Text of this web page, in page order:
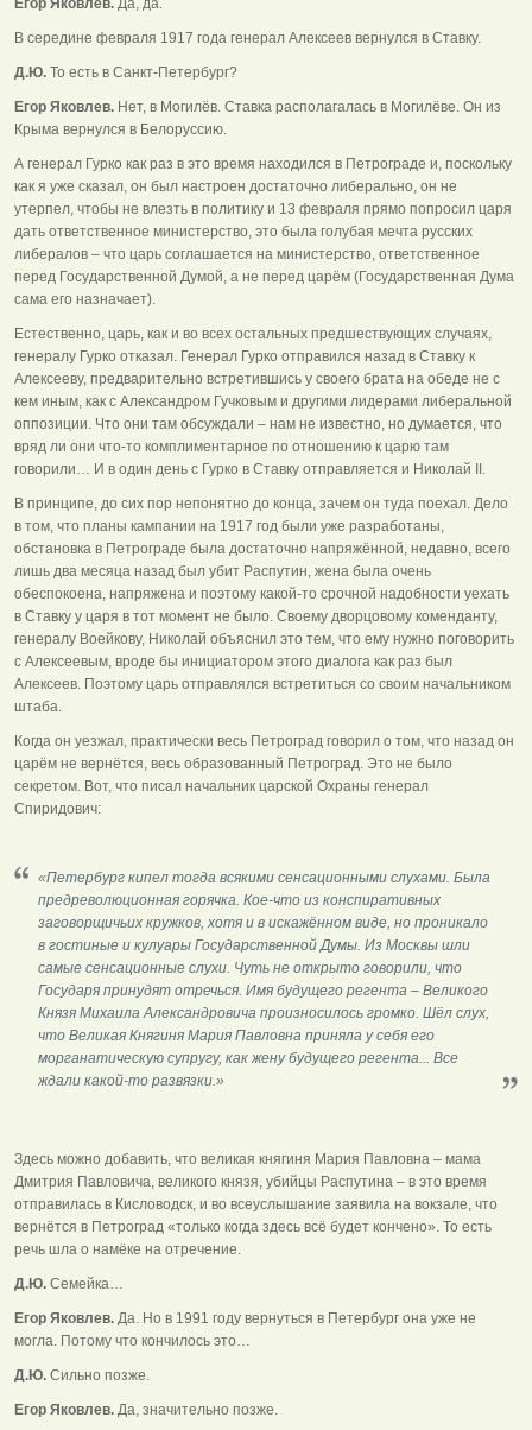
Егор Яковлев. Да, да.
В середине февраля 1917 года генерал Алексеев вернулся в Ставку.
Д.Ю. То есть в Санкт-Петербург?
Егор Яковлев. Нет, в Могилёв. Ставка располагалась в Могилёве. Он из
Крыма вернулся в Белоруссию.
А генерал Гурко как раз в это время находился в Петрограде и, поскольку
как я уже сказал, он был настроен достаточно либерально, он не
утерпел, чтобы не влезть в политику и 13 февраля прямо попросил царя
дать ответственное министерство, это была голубая мечта русских
либералов – что царь соглашается на министерство, ответственное
перед Государственной Думой, а не перед царём (Государственная Дума
сама его назначает).
Естественно, царь, как и во всех остальных предшествующих случаях,
генералу Гурко отказал. Генерал Гурко отправился назад в Ставку к
Алексееву, предварительно встретившись у своего брата на обеде не с
кем иным, как с Александром Гучковым и другими лидерами либеральной
оппозиции. Что они там обсуждали – нам не известно, но думается, что
вряд ли они что-то комплиментарное по отношению к царю там
говорили… И в один день с Гурко в Ставку отправляется и Николай II.
В принципе, до сих пор непонятно до конца, зачем он туда поехал. Дело
в том, что планы кампании на 1917 год были уже разработаны,
обстановка в Петрограде была достаточно напряжённой, недавно, всего
лишь два месяца назад был убит Распутин, жена была очень
обеспокоена, напряжена и поэтому какой-то срочной надобности уехать
в Ставку у царя в тот момент не было. Своему дворцовому коменданту,
генералу Воейкову, Николай объяснил это тем, что ему нужно поговорить
с Алексеевым, вроде бы инициатором этого диалога как раз был
Алексеев. Поэтому царь отправлялся встретиться со своим начальником
штаба.
Когда он уезжал, практически весь Петроград говорил о том, что назад он
царём не вернётся, весь образованный Петроград. Это не было
секретом. Вот, что писал начальник царской Охраны генерал
Спиридович:
«Петербург кипел тогда всякими сенсационными слухами. Была
предреволюционная горячка. Кое-что из конспиративных
заговорщичьих кружков, хотя и в искажённом виде, но проникало
в гостиные и кулуары Государственной Думы. Из Москвы шли
самые сенсационные слухи. Чуть не открыто говорили, что
Государя принудят отречься. Имя будущего регента – Великого
Князя Михаила Александровича произносилось громко. Шёл слух,
что Великая Княгиня Мария Павловна приняла у себя его
морганатическую супругу, как жену будущего регента... Все
ждали какой-то развязки.»
Здесь можно добавить, что великая княгиня Мария Павловна – мама
Дмитрия Павловича, великого князя, убийцы Распутина – в это время
отправилась в Кисловодск, и во всеуслышание заявила на вокзале, что
вернётся в Петроград «только когда здесь всё будет кончено». То есть
речь шла о намёке на отречение.
Д.Ю. Семейка…
Егор Яковлев. Да. Но в 1991 году вернуться в Петербург она уже не
могла. Потому что кончилось это…
Д.Ю. Сильно позже.
Егор Яковлев. Да, значительно позже.